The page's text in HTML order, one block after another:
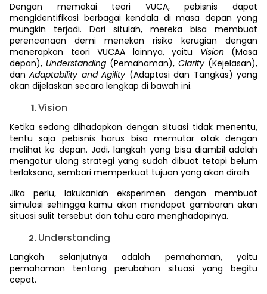
Dengan memakai teori VUCA, pebisnis dapat
mengidentifikasi berbagai kendala di masa depan yang
mungkin terjadi. Dari situlah, mereka bisa membuat
perencanaan demi menekan risiko kerugian dengan
menerapkan teori VUCAA lainnya, yaitu Vision (Masa
depan), Understanding (Pemahaman), Clarity (Kejelasan),
danAdaptability and Agility (Adaptasi dan Tangkas) yang
akan dijelaskan secara lengkap di bawah ini.
Vision
Ketika sedang dihadapkan dengan situasi tidak menentu,
tentu saja pebisnis harus bisa memutar otak dengan
melihat ke depan. Jadi, langkah yang bisa diambil adalah
mengatur ulang strategi yang sudah dibuat tetapi belum
terlaksana, sembari memperkuat tujuan yang akan diraih.
Jika perlu, lakukanlah eksperimen dengan membuat
simulasi sehingga kamu akan mendapat gambaran akan
situasi sulit tersebut dan tahu cara menghadapinya.
Understanding
Langkah selanjutnya adalah pemahaman, yaitu
pemahaman tentang perubahan situasi yang begitu
cepat.